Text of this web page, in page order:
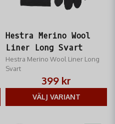
Hestra Merino Wool
Liner Long Svart
Hestra Merino Wool Liner Long
Svart
399 kr
VÄLJ VARIANT